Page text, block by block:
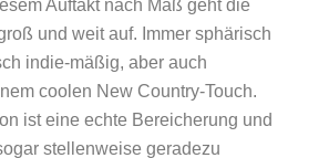
Auftakt nach Maß geht die
und weit auf. Immer sphärisch
indie-mäßig, aber auch
coolen New Country-Touch.
ist eine echte Bereicherung und
stellenweise geradezu